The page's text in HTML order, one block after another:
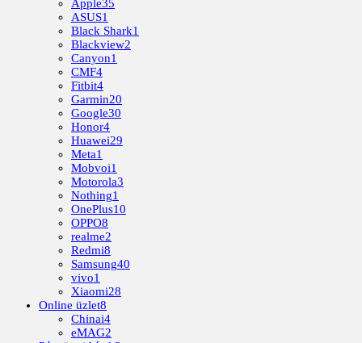
Apple35
ASUS1
Black Shark1
Blackview2
Canyon1
CMF4
Fitbit4
Garmin20
Google30
Honor4
Huawei29
Meta1
Mobvoi1
Motorola3
Nothing1
OnePlus10
OPPO8
realme2
Redmi8
Samsung40
vivo1
Xiaomi28
Online üzlet8
Chinai4
eMAG2